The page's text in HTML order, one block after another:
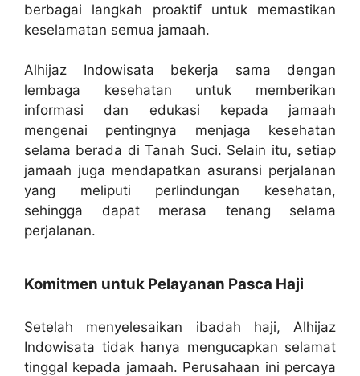
berbagai langkah proaktif untuk memastikan
keselamatan semua jamaah.
Alhijaz Indowisata bekerja sama dengan
lembaga kesehatan untuk memberikan
informasi dan edukasi kepada jamaah
mengenai pentingnya menjaga kesehatan
selama berada di Tanah Suci. Selain itu, setiap
jamaah juga mendapatkan asuransi perjalanan
yang meliputi perlindungan kesehatan,
sehingga dapat merasa tenang selama
perjalanan.
Komitmen untuk Pelayanan Pasca Haji
Setelah menyelesaikan ibadah haji, Alhijaz
Indowisata tidak hanya mengucapkan selamat
tinggal kepada jamaah. Perusahaan ini percaya